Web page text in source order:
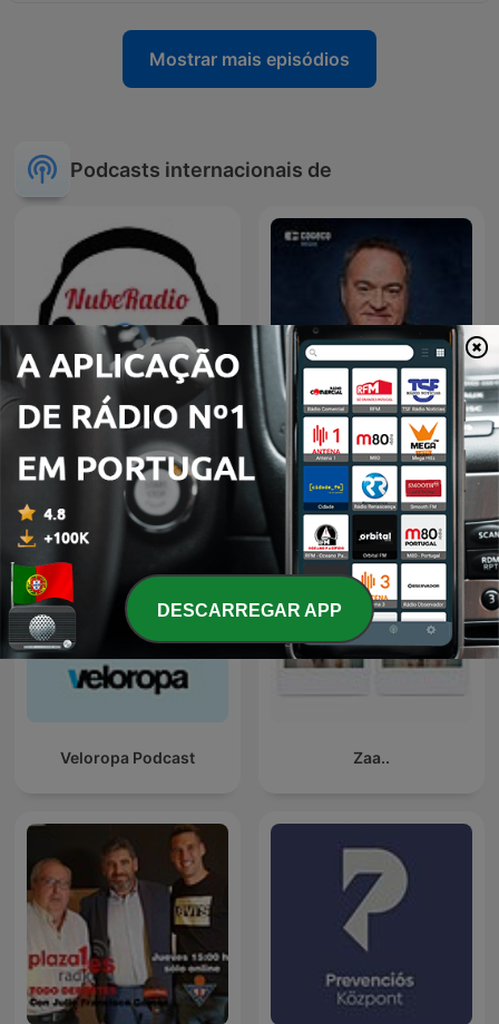
Mostrar mais episódios
Podcasts internacionais de
SÁBADO VALLENATO
NubeRadio
Les Amateurs de sports
Veloropa Podcast Zaa..
DESCARREGAR APP